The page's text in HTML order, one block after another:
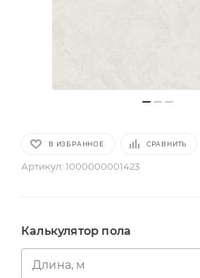
В ИЗБРАННОЕ СРАВНИТЬ
Артикул: 1000000001423
Калькулятор пола
Длина, м